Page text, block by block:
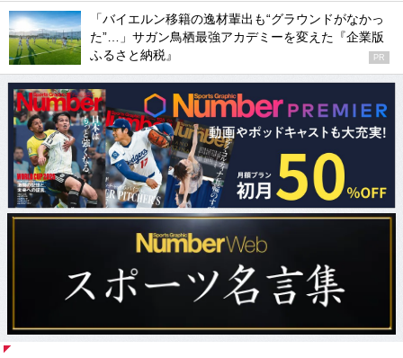
「バイエルン移籍の逸材輩出も“グラウンドがなかっ
た”…」サガン鳥栖最強アカデミーを変えた『企業版
ふるさと納税』
PR